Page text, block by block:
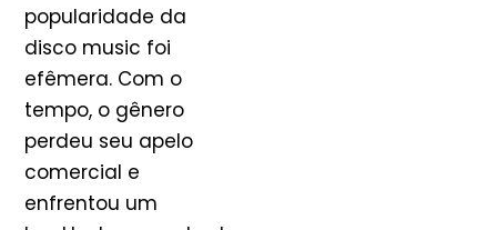
popularidade da
disco music foi
efêmera. Com o
tempo, o gênero
perdeu seu apelo
comercial e
enfrentou um